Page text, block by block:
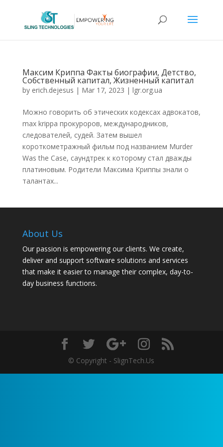
Максим Криппа Факты биографии, Детство,
Собственный капитал, Жизненный капитал
by erich.dejesus | Mar 17, 2023 | lgr.org.ua
Можно говорить об этических кодексах адвокатов,
max krippa прокуроров, международников,
следователей, судей. Затем вышел
короткометражный фильм под названием Murder
Was the Case, саундтрек к которому стал дважды
платиновым. Родители Максима Криппы знали о
талантах...
About Us
Our passion is empowering our clients. We create,
deliver and support software solutions and services
that make it easier to manage their complex, day-to-
day business functions.
© Copyright - SlignTech.Us